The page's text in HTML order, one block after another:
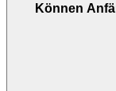
Können